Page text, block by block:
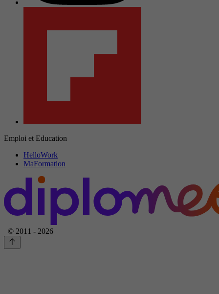
Emploi et Education
HelloWork
MaFormation
© 2011 - 2026